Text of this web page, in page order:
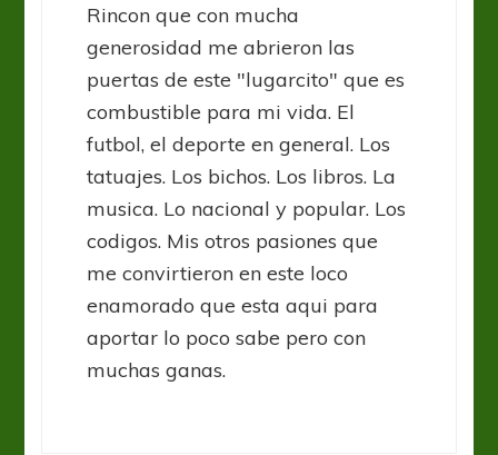
Rincon que con mucha
generosidad me abrieron las
puertas de este "lugarcito" que es
combustible para mi vida. El
futbol, el deporte en general. Los
tatuajes. Los bichos. Los libros. La
musica. Lo nacional y popular. Los
codigos. Mis otros pasiones que
me convirtieron en este loco
enamorado que esta aqui para
aportar lo poco sabe pero con
muchas ganas.